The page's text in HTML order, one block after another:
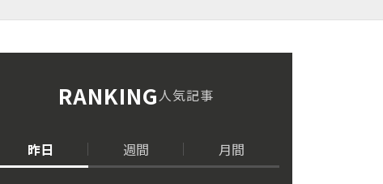
RANKING人気記事
昨日 週間 月間